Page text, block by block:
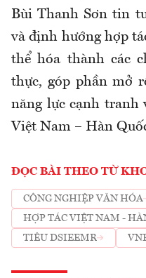
Bùi Thanh Sơn tin
và định hướng hợp
thể hóa thành các
thực, góp phần mở
năng lực cạnh tranh
Việt Nam – Hàn
ĐỌC BÀI THEO TỪ
CÔNG NGHIỆP VĂN HÓA
HỢP TÁC VIỆT NAM -
TIÊU DSIEEMR